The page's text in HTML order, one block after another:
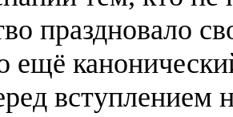
праздновало
ещё
вступлением